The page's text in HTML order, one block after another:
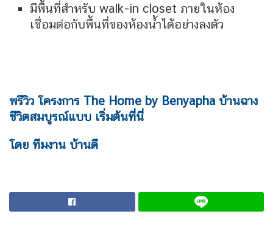
มีพื้นที่สำหรับ walk-in closet ภายในห้อง
เชื่อมต่อกับพื้นที่ของห้องน้ำได้อย่างลงตัว
พรีวิว โครงการ The Home by Benyapha บ้านฉาง
ชีวิตสมบูรณ์แบบ เริ่มต้นที่นี่
โดย ทีมงาน บ้านดี